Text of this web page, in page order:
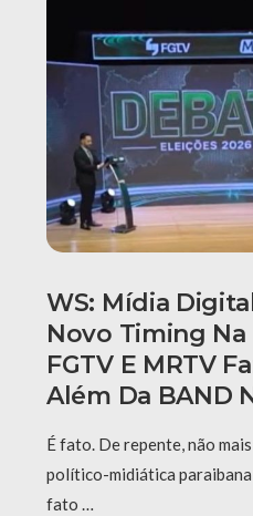
WS: Mídia
Novo Timing
FGTV E MRTV
Além Da BAND
É fato. De repente, não
político-midiática
fato …